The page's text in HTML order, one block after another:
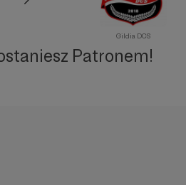
Gildia DCS
Patronem!